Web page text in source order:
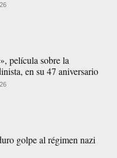
película sobre la
en su 47 aniversario
golpe al régimen nazi